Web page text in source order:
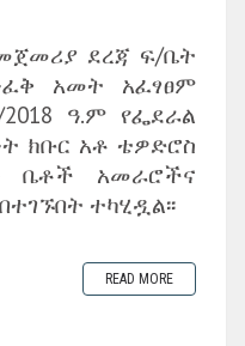
ደረጃ ፍ/ቤት
አመት አፈፃፀም
ዓ.ም የፌደራል
ክቡር አቶ ቴዎድሮስ
ቤቶች አመራሮችና
ተካሂዷል፡፡
READ MORE